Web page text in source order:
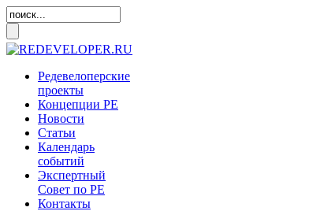
Редевелоперские
проекты
Концепции РЕ
Новости
Статьи
Календарь
событий
Экспертный
Совет по РЕ
Контакты